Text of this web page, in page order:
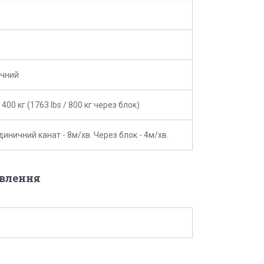
кг (1763 lbs / 800 кг через блок)
канат - 8м/хв. Через блок - 4м/хв.